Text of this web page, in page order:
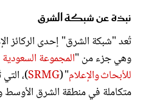
نبذة عن شبكة الشرق
تُعد "شبكة الشرق" إحدى الركائز
وهي جزء من "المجموعة السعودية
للأبحاث والإعلام" (
SRMG)،
متكاملة في منطقة الشرق الأوسط